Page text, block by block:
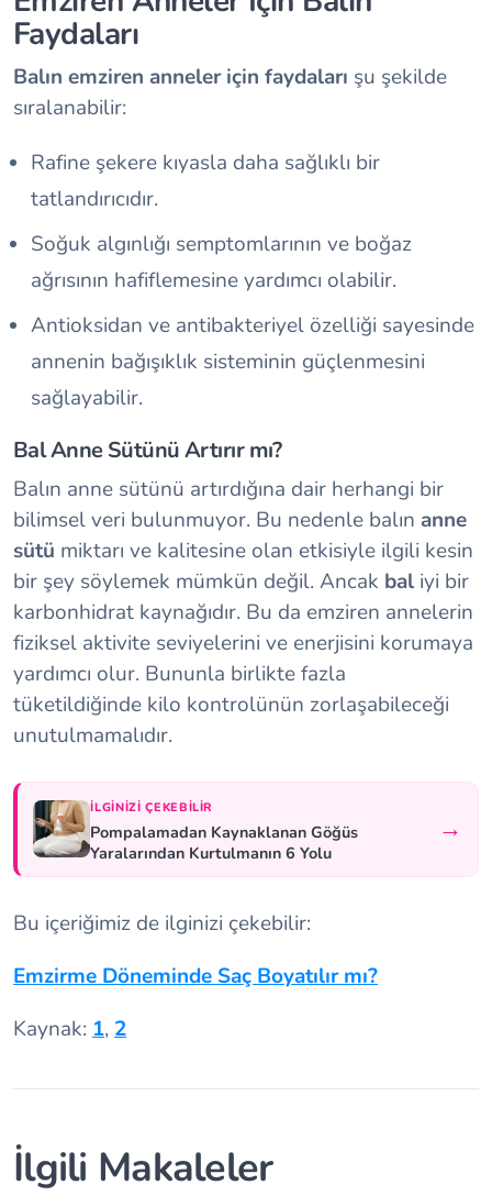
Faydaları
Balın emziren anneler için faydaları şu şekilde
sıralanabilir:
Rafine şekere kıyasla daha sağlıklı bir
tatlandırıcıdır.
Soğuk algınlığı semptomlarının ve boğaz
ağrısının hafiflemesine yardımcı olabilir.
Antioksidan ve antibakteriyel özelliği sayesinde
annenin bağışıklık sisteminin güçlenmesini
sağlayabilir.
Bal Anne Sütünü Artırır mı?
Balın anne sütünü artırdığına dair herhangi bir
bilimsel veri bulunmuyor. Bu nedenle balın anne
sütü miktarı ve kalitesine olan etkisiyle ilgili kesin
bir şey söylemek mümkün değil. Ancak bal iyi bir
karbonhidrat kaynağıdır. Bu da emziren annelerin
fiziksel aktivite seviyelerini ve enerjisini korumaya
yardımcı olur. Bununla birlikte fazla
tüketildiğinde kilo kontrolünün zorlaşabileceği
unutulmamalıdır.
İLGINIZI ÇEKEBILIR
Pompalamadan Kaynaklanan Göğüs
Yaralarından Kurtulmanın 6 Yolu
→
Bu içeriğimiz de ilginizi çekebilir:
Emzirme Döneminde Saç Boyatılır mı?
Kaynak: 1, 2
İlgili Makaleler